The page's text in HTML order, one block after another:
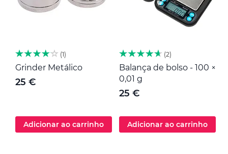
1
Grinder Metálico
25 €
Adicionar ao carrinho
2
Balança de bolso - 100 ×
0,01 g
25 €
Adicionar ao carrinho